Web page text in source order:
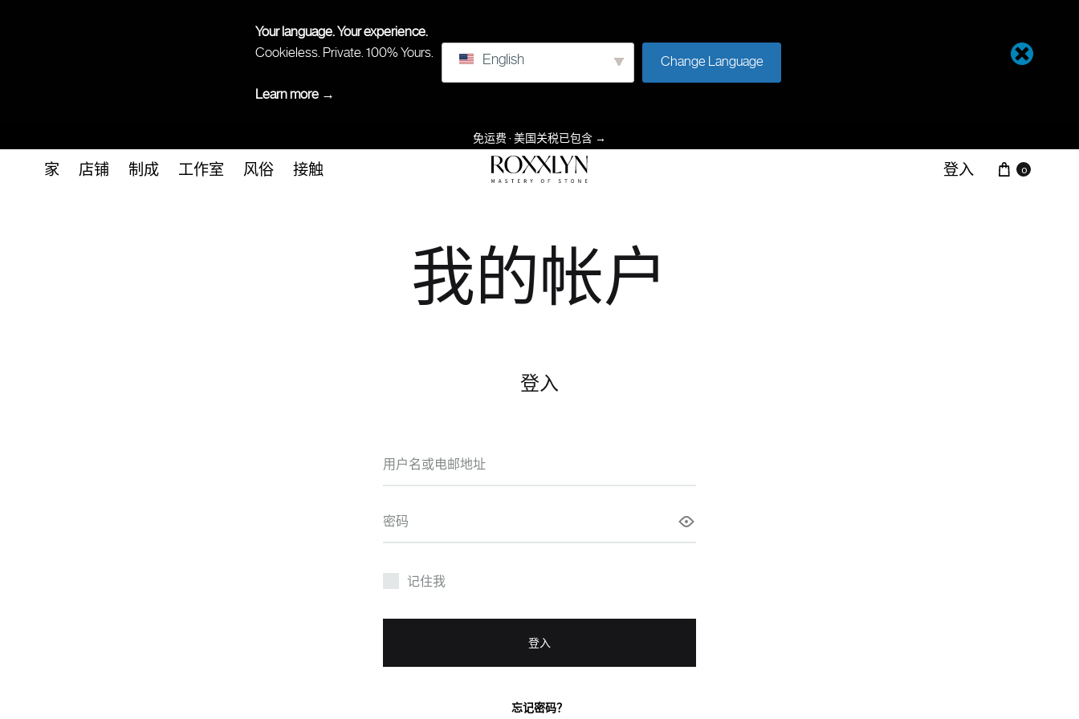
Your language. Your experience.
Cookieless. Private. 100% Yours.
Learn more →
English Change Language
免运费 · 美国关税已包含 →
家 店铺 制成 工作室 风俗 接触
掌
握
登入 大车
0
我的帐户
登入
用户名或电邮地址
填
密码
填
记住我
登入
忘记密码？